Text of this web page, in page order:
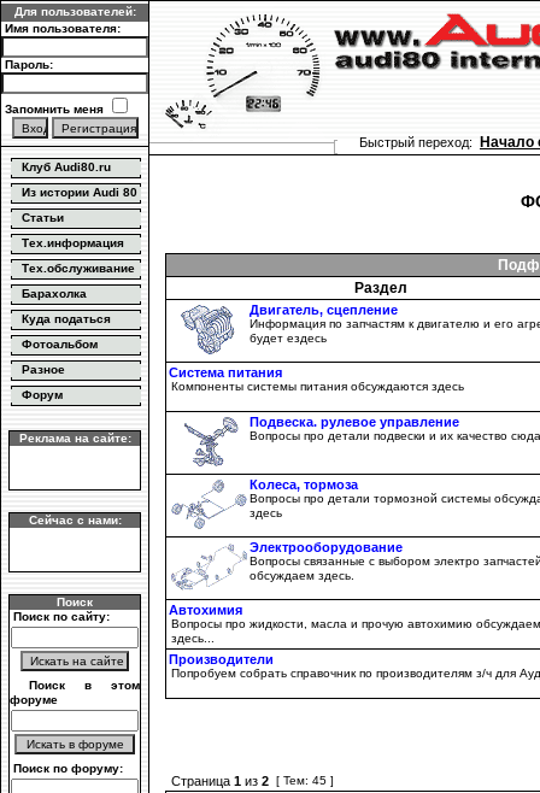
Для пользователей:
Имя пользователя:
Пароль:
Запомнить меня
Клуб Audi80.ru
Из истории Audi 80
Статьи
Тех.информация
Тех.обслуживание
Барахолка
Куда податься
Фотоальбом
Разное
Форум
Реклама на сайте:
Сейчас с нами:
Поиск
Поиск по сайту:
Поиск в этом
форуме
Поиск по форуму:
Быстрый переход: Начало
Раздел
Двигатель, сцепление
Информация по запчастям к двигателю и его
будет ездесь
Система питания
Компоненты системы питания обсуждаются здесь
Подвеска. рулевое управление
Вопросы про детали подвески и их качество
Колеса, тормоза
Вопросы про детали тормозной системы
здесь
Электрооборудование
Вопросы связанные с выбором электро
обсуждаем здесь.
Автохимия
Вопросы про жидкости, масла и прочую автохимию обсуждаем
здесь...
Производители
Попробуем собрать справочник по производителям з/ч для
Страница 1из 2 [ Тем: 45 ]